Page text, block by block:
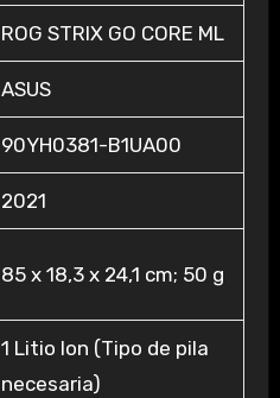
‎ROG STRIX GO CORE ML
‎ASUS
‎90YH0381-B1UA00
‎2021
‎85 x 18,3 x 24,1 cm; 50 g
‎1 Litio Ion (Tipo de pila
necesaria)